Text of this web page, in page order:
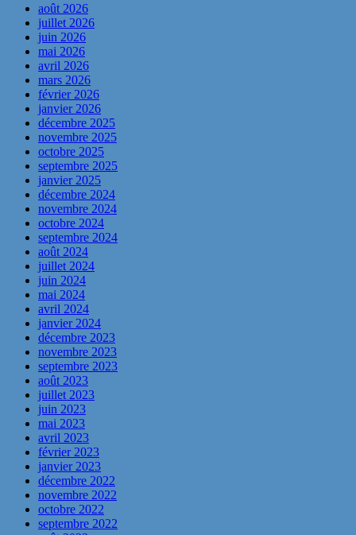
août 2026
juillet 2026
juin 2026
mai 2026
avril 2026
mars 2026
février 2026
janvier 2026
décembre 2025
novembre 2025
octobre 2025
septembre 2025
janvier 2025
décembre 2024
novembre 2024
octobre 2024
septembre 2024
août 2024
juillet 2024
juin 2024
mai 2024
avril 2024
janvier 2024
décembre 2023
novembre 2023
septembre 2023
août 2023
juillet 2023
juin 2023
mai 2023
avril 2023
février 2023
janvier 2023
décembre 2022
novembre 2022
octobre 2022
septembre 2022